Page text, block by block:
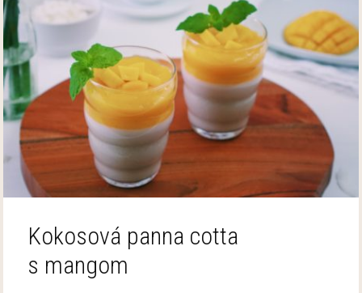
Kokosová panna cotta
s mangom